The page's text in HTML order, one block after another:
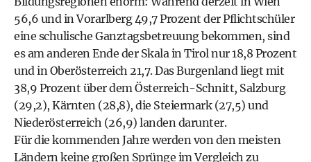
56,6 und in Vorarlberg 49,7 Prozent der Pflichtschüler
eine schulische Ganztagsbetreuung bekommen, sind
es am anderen Ende der Skala in Tirol nur 18,8 Prozent
und in Oberösterreich 21,7. Das Burgenland liegt mit
38,9 Prozent über dem Österreich-Schnitt, Salzburg
(29,2), Kärnten (28,8), die Steiermark (27,5) und
Niederösterreich (26,9) landen darunter.
Für die kommenden Jahre werden von den meisten
Ländern keine großen Sprünge im Vergleich zu